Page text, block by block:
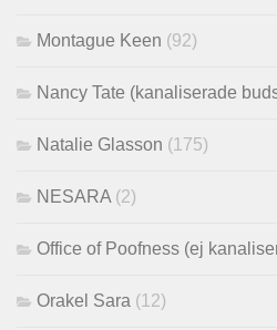
Montague Keen (92)
Nancy Tate (kanaliserade
Natalie Glasson (175)
NESARA (2)
Office of Poofness (ej
Orakel Sara (12)